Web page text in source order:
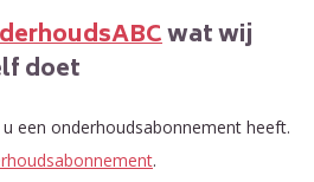
wat wij
doet
een onderhoudsabonnement heeft.
.